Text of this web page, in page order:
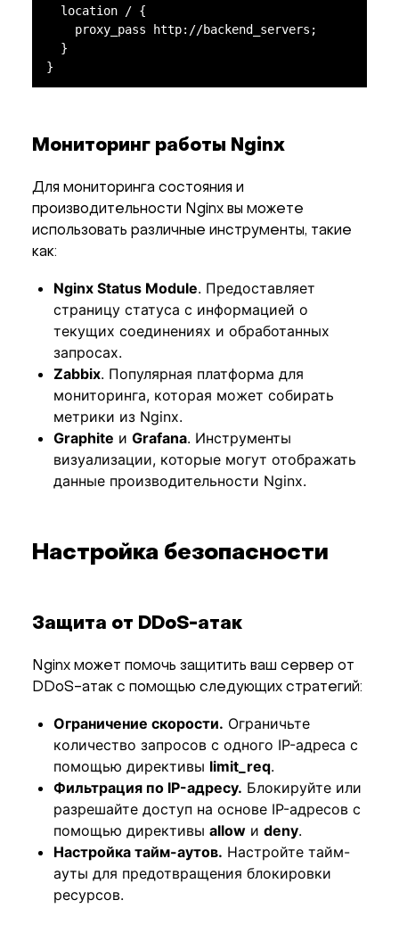
}
Мониторинг работы Nginx
Для мониторинга состояния и
производительности Nginx вы можете
использовать различные инструменты, такие
как:
Nginx Status Module. Предоставляет
страницу статуса с информацией о
текущих соединениях и обработанных
запросах.
Zabbix. Популярная платформа для
мониторинга, которая может собирать
метрики из Nginx.
Graphite и Grafana. Инструменты
визуализации, которые могут отображать
данные производительности Nginx.
Настройка безопасности
Защита от DDoS-атак
Nginx может помочь защитить ваш сервер от
DDoS-атак с помощью следующих стратегий:
Ограничение скорости. Ограничьте
количество запросов с одного IP-адреса с
помощью директивы limit_req.
Фильтрация по IP-адресу. Блокируйте или
разрешайте доступ на основе IP-адресов с
помощью директивы allow и deny.
Настройка тайм-аутов. Настройте тайм-
ауты для предотвращения блокировки
ресурсов.